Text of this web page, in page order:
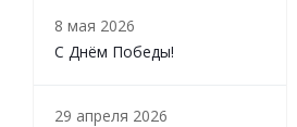
8 мая 2026
С Днём Победы!
29 апреля 2026